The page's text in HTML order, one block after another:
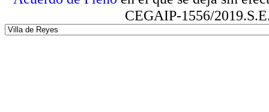
CEGAIP-1556/